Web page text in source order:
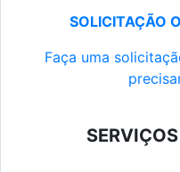
SOLICITAÇÃO
Faça uma